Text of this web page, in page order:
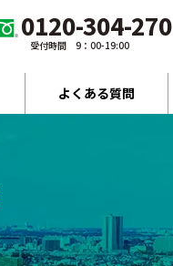
0120-304-270
受付時間 9：00-19:00
よくある質問